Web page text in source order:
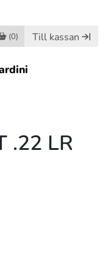
(0) Till kassan
.22 LR